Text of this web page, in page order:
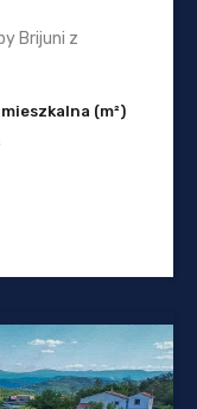
Brijuni z
(m²)